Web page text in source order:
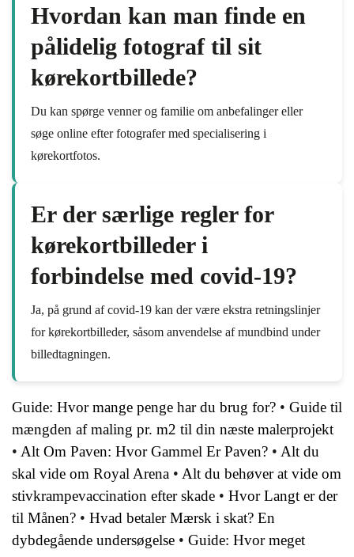
Hvordan kan man finde en
pålidelig fotograf til sit
kørekortbillede?
Du kan spørge venner og familie om anbefalinger eller
søge online efter fotografer med specialisering i
kørekortfotos.
Er der særlige regler for
kørekortbilleder i
forbindelse med covid-19?
Ja, på grund af covid-19 kan der være ekstra retningslinjer
for kørekortbilleder, såsom anvendelse af mundbind under
billedtagningen.
Guide: Hvor mange penge har du brug for? • Guide til
mængden af maling pr. m2 til din næste malerprojekt
• Alt Om Paven: Hvor Gammel Er Paven? • Alt du
skal vide om Royal Arena • Alt du behøver at vide om
stivkrampevaccination efter skade • Hvor Langt er der
til Månen? • Hvad betaler Mærsk i skat? En
dybdegående undersøgelse • Guide: Hvor meget